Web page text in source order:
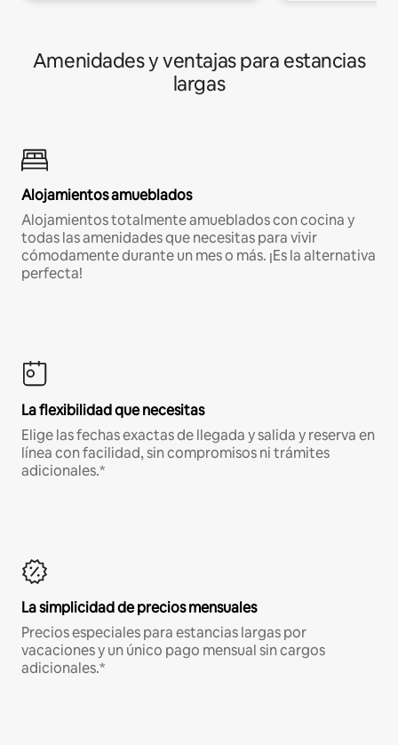
Amenidades y ventajas para estancias
largas
Alojamientos amueblados
Alojamientos totalmente amueblados con cocina y
todas las amenidades que necesitas para vivir
cómodamente durante un mes o más. ¡Es la alternativa
perfecta!
La flexibilidad que necesitas
Elige las fechas exactas de llegada y salida y reserva en
línea con facilidad, sin compromisos ni trámites
adicionales.*
La simplicidad de precios mensuales
Precios especiales para estancias largas por
vacaciones y un único pago mensual sin cargos
adicionales.*